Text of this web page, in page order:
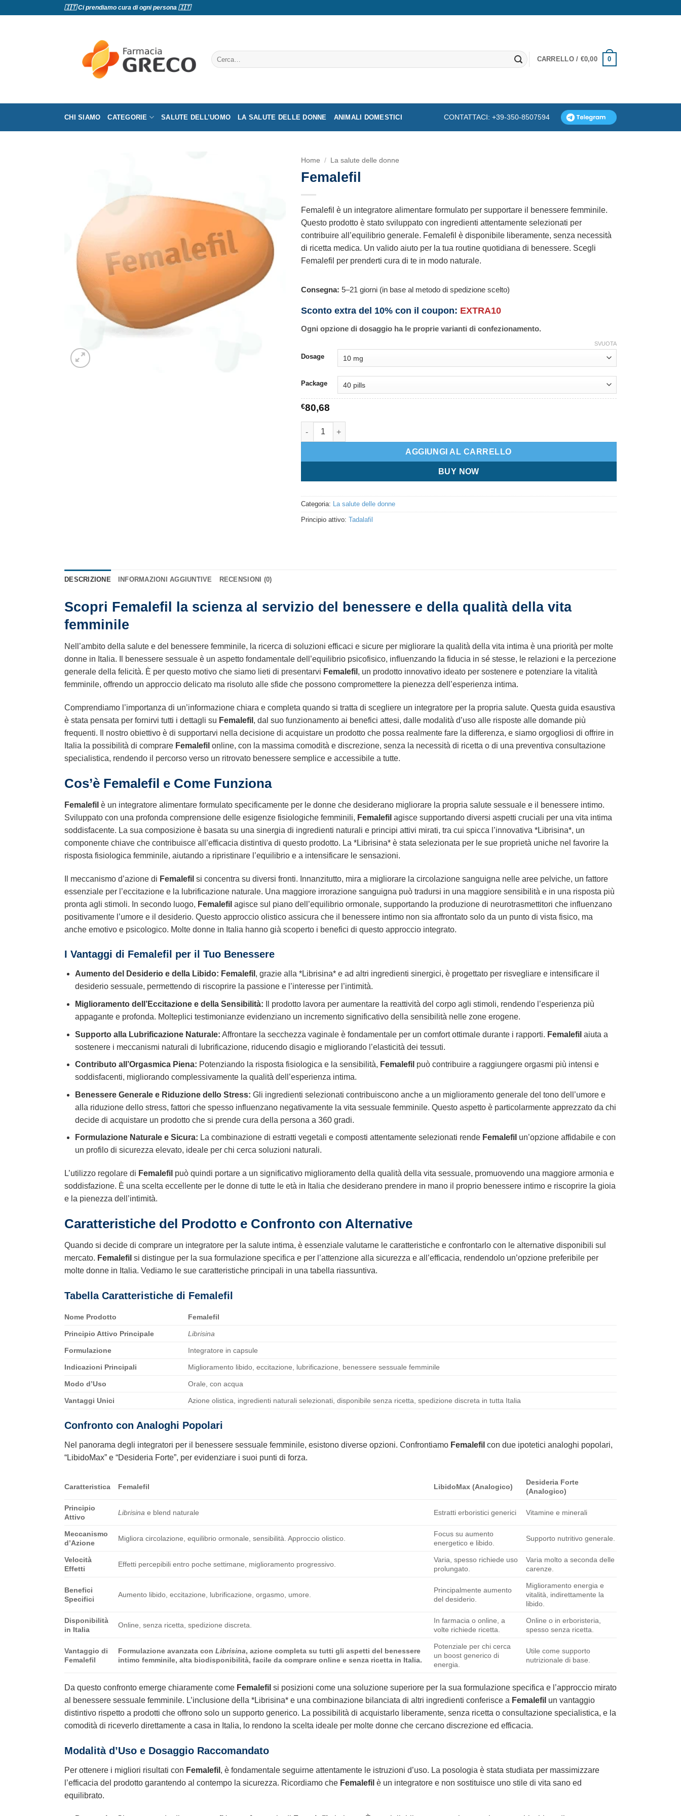
🇮🇹 Ci prendiamo cura di ogni persona 🇮🇹
Cerca:
CARRELLO / €0,00 0
CHI SIAMO CATEGORIE SALUTE DELL’UOMO LA SALUTE DELLE DONNE ANIMALI DOMESTICI CONTATTACI: +39-350-8507594
Home / La salute delle donne
Femalefil
Femalefil è un integratore alimentare formulato per supportare il benessere femminile.
Questo prodotto è stato sviluppato con ingredienti attentamente selezionati per
contribuire all’equilibrio generale. Femalefil è disponibile liberamente, senza necessità
di ricetta medica. Un valido aiuto per la tua routine quotidiana di benessere. Scegli
Femalefil per prenderti cura di te in modo naturale.
Consegna: 5–21 giorni (in base al metodo di spedizione scelto)
Sconto extra del 10% con il coupon: EXTRA10
Ogni opzione di dosaggio ha le proprie varianti di confezionamento.
Dosage
Package
SVUOTA
€80,68
Femalefil quantità
AGGIUNGI AL CARRELLO
BUY NOW
Categoria: La salute delle donne
Principio attivo: Tadalafil
DESCRIZIONE INFORMAZIONI AGGIUNTIVE RECENSIONI (0)
Scopri Femalefil la scienza al servizio del benessere e della qualità della vita
femminile
Nell’ambito della salute e del benessere femminile, la ricerca di soluzioni efficaci e sicure per migliorare la qualità della vita intima è una priorità per molte
donne in Italia. Il benessere sessuale è un aspetto fondamentale dell’equilibrio psicofisico, influenzando la fiducia in sé stesse, le relazioni e la percezione
generale della felicità. È per questo motivo che siamo lieti di presentarvi Femalefil , un prodotto innovativo ideato per sostenere e potenziare la vitalità
femminile, offrendo un approccio delicato ma risoluto alle sfide che possono compromettere la pienezza dell’esperienza intima.
Comprendiamo l’importanza di un’informazione chiara e completa quando si tratta di scegliere un integratore per la propria salute. Questa guida esaustiva
è stata pensata per fornirvi tutti i dettagli su Femalefil , dal suo funzionamento ai benefici attesi, dalle modalità d’uso alle risposte alle domande più
frequenti. Il nostro obiettivo è di supportarvi nella decisione di acquistare un prodotto che possa realmente fare la differenza, e siamo orgogliosi di offrire in
Italia la possibilità di comprare Femalefil online, con la massima comodità e discrezione, senza la necessità di ricetta o di una preventiva consultazione
specialistica, rendendo il percorso verso un ritrovato benessere semplice e accessibile a tutte.
Cos’è Femalefil e Come Funziona
Femalefil è un integratore alimentare formulato specificamente per le donne che desiderano migliorare la propria salute sessuale e il benessere intimo.
Sviluppato con una profonda comprensione delle esigenze fisiologiche femminili, Femalefil agisce supportando diversi aspetti cruciali per una vita intima
soddisfacente. La sua composizione è basata su una sinergia di ingredienti naturali e principi attivi mirati, tra cui spicca l’innovativa *Librisina*, un
componente chiave che contribuisce all’efficacia distintiva di questo prodotto. La *Librisina* è stata selezionata per le sue proprietà uniche nel favorire la
risposta fisiologica femminile, aiutando a ripristinare l’equilibrio e a intensificare le sensazioni.
Il meccanismo d’azione di Femalefil si concentra su diversi fronti. Innanzitutto, mira a migliorare la circolazione sanguigna nelle aree pelviche, un fattore
essenziale per l’eccitazione e la lubrificazione naturale. Una maggiore irrorazione sanguigna può tradursi in una maggiore sensibilità e in una risposta più
pronta agli stimoli. In secondo luogo, Femalefil agisce sul piano dell’equilibrio ormonale, supportando la produzione di neurotrasmettitori che influenzano
positivamente l’umore e il desiderio. Questo approccio olistico assicura che il benessere intimo non sia affrontato solo da un punto di vista fisico, ma
anche emotivo e psicologico. Molte donne in Italia hanno già scoperto i benefici di questo approccio integrato.
I Vantaggi di Femalefil per il Tuo Benessere
Aumento del Desiderio e della Libido: Femalefil , grazie alla *Librisina* e ad altri ingredienti sinergici, è progettato per risvegliare e intensificare il
desiderio sessuale, permettendo di riscoprire la passione e l’interesse per l’intimità.
Miglioramento dell’Eccitazione e della Sensibilità: Il prodotto lavora per aumentare la reattività del corpo agli stimoli, rendendo l’esperienza più
appagante e profonda. Molteplici testimonianze evidenziano un incremento significativo della sensibilità nelle zone erogene.
Supporto alla Lubrificazione Naturale: Affrontare la secchezza vaginale è fondamentale per un comfort ottimale durante i rapporti. Femalefil aiuta a
sostenere i meccanismi naturali di lubrificazione, riducendo disagio e migliorando l’elasticità dei tessuti.
Contributo all’Orgasmica Piena: Potenziando la risposta fisiologica e la sensibilità, Femalefil può contribuire a raggiungere orgasmi più intensi e
soddisfacenti, migliorando complessivamente la qualità dell’esperienza intima.
Benessere Generale e Riduzione dello Stress: Gli ingredienti selezionati contribuiscono anche a un miglioramento generale del tono dell’umore e
alla riduzione dello stress, fattori che spesso influenzano negativamente la vita sessuale femminile. Questo aspetto è particolarmente apprezzato da chi
decide di acquistare un prodotto che si prende cura della persona a 360 gradi.
Formulazione Naturale e Sicura: La combinazione di estratti vegetali e composti attentamente selezionati rende Femalefil un’opzione affidabile e con
un profilo di sicurezza elevato, ideale per chi cerca soluzioni naturali.
L’utilizzo regolare di Femalefil può quindi portare a un significativo miglioramento della qualità della vita sessuale, promuovendo una maggiore armonia e
soddisfazione. È una scelta eccellente per le donne di tutte le età in Italia che desiderano prendere in mano il proprio benessere intimo e riscoprire la gioia
e la pienezza dell’intimità.
Caratteristiche del Prodotto e Confronto con Alternative
Quando si decide di comprare un integratore per la salute intima, è essenziale valutarne le caratteristiche e confrontarlo con le alternative disponibili sul
mercato. Femalefil si distingue per la sua formulazione specifica e per l’attenzione alla sicurezza e all’efficacia, rendendolo un’opzione preferibile per
molte donne in Italia. Vediamo le sue caratteristiche principali in una tabella riassuntiva.
Tabella Caratteristiche di Femalefil
Nome Prodotto Femalefil
Principio Attivo Principale Librisina
Formulazione Integratore in capsule
Indicazioni Principali Miglioramento libido, eccitazione, lubrificazione, benessere sessuale femminile
Modo d’Uso Orale, con acqua
Vantaggi Unici Azione olistica, ingredienti naturali selezionati, disponibile senza ricetta, spedizione discreta in tutta Italia
Confronto con Analoghi Popolari
Nel panorama degli integratori per il benessere sessuale femminile, esistono diverse opzioni. Confrontiamo Femalefil con due ipotetici analoghi popolari,
“LibidoMax” e “Desideria Forte”, per evidenziare i suoi punti di forza.
Caratteristica Femalefil LibidoMax (Analogico)
Desideria Forte
(Analogico)
Principio
Attivo
Librisina e blend naturale Estratti erboristici generici Vitamine e minerali
Meccanismo
d’Azione
Migliora circolazione, equilibrio ormonale, sensibilità. Approccio olistico.
Focus su aumento
energetico e libido.
Supporto nutritivo generale.
Velocità
Effetti
Effetti percepibili entro poche settimane, miglioramento progressivo.
Varia, spesso richiede uso
prolungato.
Varia molto a seconda delle
carenze.
Benefici
Specifici
Aumento libido, eccitazione, lubrificazione, orgasmo, umore.
Principalmente aumento
del desiderio.
Miglioramento energia e
vitalità, indirettamente la
libido.
Disponibilità
in Italia
Online, senza ricetta, spedizione discreta.
In farmacia o online, a
volte richiede ricetta.
Online o in erboristeria,
spesso senza ricetta.
Vantaggio di
Femalefil
Formulazione avanzata conLibrisina, azione completa su tutti gli aspetti del benessere
intimo femminile, alta biodisponibilità, facile da comprare online e senza ricetta in Italia.
Potenziale per chi cerca
un boost generico di
energia.
Utile come supporto
nutrizionale di base.
Da questo confronto emerge chiaramente come Femalefil si posizioni come una soluzione superiore per la sua formulazione specifica e l’approccio mirato
al benessere sessuale femminile. L’inclusione della *Librisina* e una combinazione bilanciata di altri ingredienti conferisce a Femalefil un vantaggio
distintivo rispetto a prodotti che offrono solo un supporto generico. La possibilità di acquistarlo liberamente, senza ricetta o consultazione specialistica, e la
comodità di riceverlo direttamente a casa in Italia, lo rendono la scelta ideale per molte donne che cercano discrezione ed efficacia.
Modalità d’Uso e Dosaggio Raccomandato
Per ottenere i migliori risultati con Femalefil , è fondamentale seguirne attentamente le istruzioni d’uso. La posologia è stata studiata per massimizzare
l’efficacia del prodotto garantendo al contempo la sicurezza. Ricordiamo che Femalefil è un integratore e non sostituisce uno stile di vita sano ed
equilibrato.